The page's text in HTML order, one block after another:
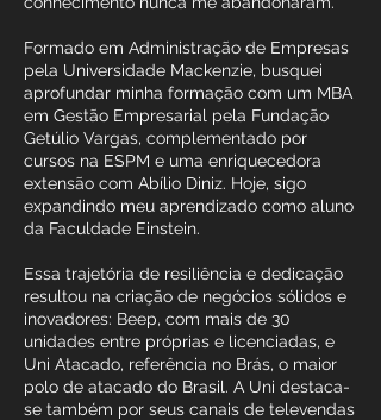
Formado em Administração de Empresas
pela Universidade Mackenzie, busquei
aprofundar minha formação com um MBA
em Gestão Empresarial pela Fundação
Getúlio Vargas, complementado por
cursos na ESPM e uma enriquecedora
extensão com Abílio Diniz. Hoje, sigo
expandindo meu aprendizado como aluno
da Faculdade Einstein.
Essa trajetória de resiliência e dedicação
resultou na criação de negócios sólidos e
inovadores: Beep, com mais de 30
unidades entre próprias e licenciadas, e
Uni Atacado, referência no Brás, o maior
polo de atacado do Brasil. A Uni destaca-
se também por seus canais de televendas